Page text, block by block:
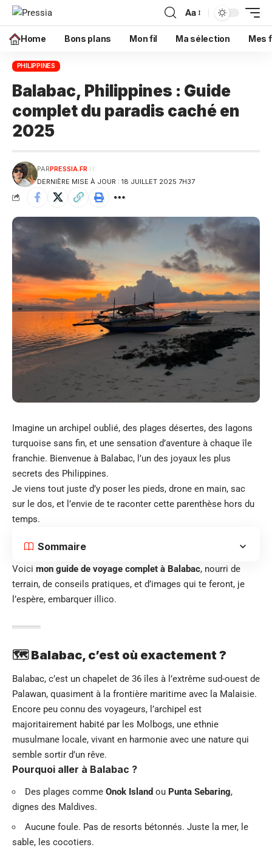
Aa
Home Bons plans Mon fil Ma sélection Mes
PHILIPPINES
Balabac, Philippines : Guide
complet du paradis caché en
2025
DERNIÈRE MISE À JOUR : 18 JUILLET 2025 7H37
PARPRESSIA.FR
Imagine un archipel oublié, des plages désertes, des lagons
turquoise sans fin, et une sensation d’aventure à chaque île
franchie. Bienvenue à Balabac, l’un des joyaux les plus
secrets des Philippines.
Je viens tout juste d’y poser les pieds, drone en main, sac
sur le dos, et l’envie de te raconter cette parenthèse hors du
temps.
Sommaire
Voici mon guide de voyage complet à Balabac, nourri de
terrain, de conseils pratiques, et d’images qui te feront, je
l’espère, embarquer illico.
🗺️ Balabac, c’est où exactement ?
Balabac, c’est un chapelet de 36 îles à l’extrême sud-ouest de
Palawan, quasiment à la frontière maritime avec la Malaisie.
Encore peu connu des voyageurs, l’archipel est
majoritairement habité par les Molbogs, une ethnie
musulmane locale, vivant en harmonie avec une nature qui
semble sortir d’un rêve.
Pourquoi aller à Balabac ?
Des plages comme Onok Island ou Punta Sebaring,
dignes des Maldives.
Aucune foule. Pas de resorts bétonnés. Juste la mer, le
sable, les cocotiers.